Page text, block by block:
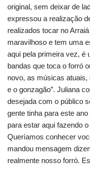
original, sem deixar de
expressou a realização
realizados tocar no
maravilhoso e tem uma
aqui pela primeira vez, é
bandas que toca o forró
novo, as músicas
e o gonzagão”. Juliana
desejada com o público
gente tinha para este
para estar aqui fazendo
Queríamos conhecer
mandou mensagem
realmente nosso forró.